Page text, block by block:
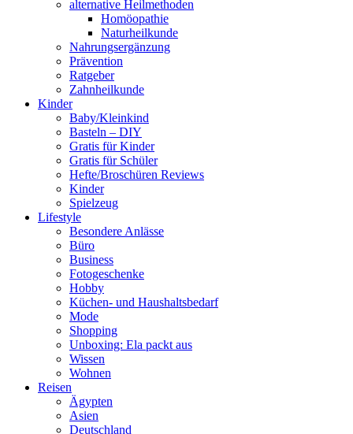
alternative Heilmethoden
Homöopathie
Naturheilkunde
Nahrungsergänzung
Prävention
Ratgeber
Zahnheilkunde
Kinder
Baby/Kleinkind
Basteln – DIY
Gratis für Kinder
Gratis für Schüler
Hefte/Broschüren Reviews
Kinder
Spielzeug
Lifestyle
Besondere Anlässe
Büro
Business
Fotogeschenke
Hobby
Küchen- und Haushaltsbedarf
Mode
Shopping
Unboxing: Ela packt aus
Wissen
Wohnen
Reisen
Ägypten
Asien
Deutschland